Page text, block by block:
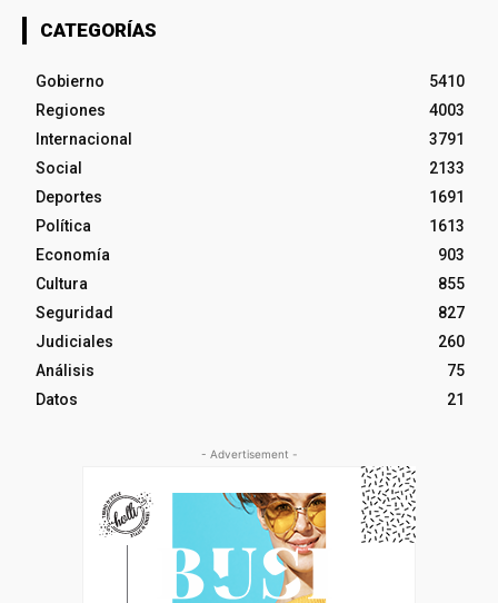
CATEGORÍAS
Gobierno
5410
Regiones
4003
Internacional
3791
Social
2133
Deportes
1691
Política
1613
Economía
903
Cultura
855
Seguridad
827
Judiciales
260
Análisis
75
Datos
21
- Advertisement -